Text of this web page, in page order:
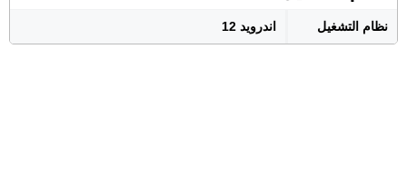
نظام التشغيل اندرويد 12